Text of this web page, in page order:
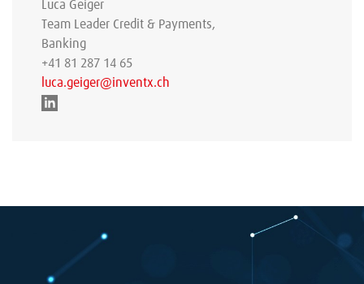
Luca Geiger
Team Leader Credit & Payments,
Banking
+41 81 287 14 65
luca.geiger@inventx.ch